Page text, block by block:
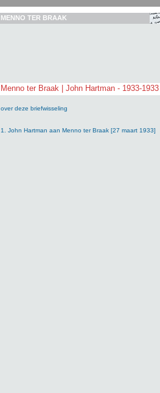
MENNO TER BRAAK
Menno ter Braak | John Hartman - 1933-1933
over deze briefwisseling
1. John Hartman aan Menno ter Braak [27 maart 1933]